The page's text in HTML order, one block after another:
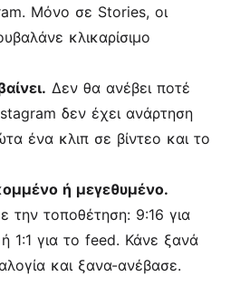
Μόνο σε Stories, οι
κλικαρίσιμο
Δεν θα ανέβει ποτέ
δεν έχει ανάρτηση
ένα κλιπ σε βίντεο και το
ή μεγεθυμένο.
την τοποθέτηση: 9:16 για
1:1 για το feed. Κάνε ξανά
και ξανα-ανέβασε.